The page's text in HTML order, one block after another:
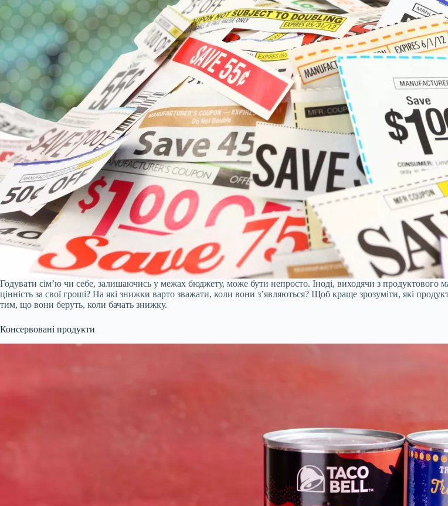
Годувати сім’ю чи себе, залишаючись у межах бюджету, може бути непросто. Іноді, виходячи з продуктового
цінність за свої гроші? На які знижки варто зважати, коли вони з’являються? Щоб краще зрозуміти, які
тим, що вони беруть, коли бачать знижку.
Консервовані продукти